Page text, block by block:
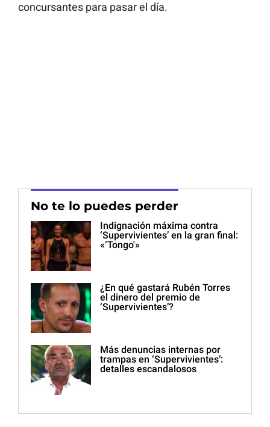
concursantes para pasar el día.
No te lo puedes perder
Indignación máxima contra
‘Supervivientes’ en la gran final:
«‘Tongo'»
¿En qué gastará Rubén Torres
el dinero del premio de
‘Supervivientes’?
Más denuncias internas por
trampas en ‘Supervivientes’:
detalles escandalosos